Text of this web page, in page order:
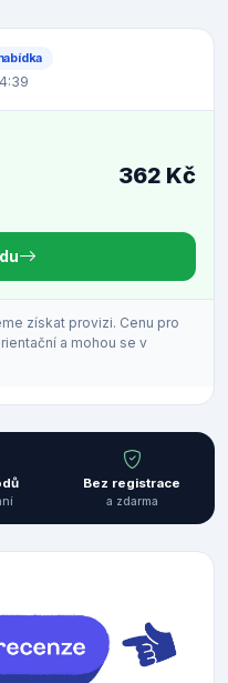
362 Kč
získat provizi. Cenu pro
a mohou se v
Bez registrace
a zdarma